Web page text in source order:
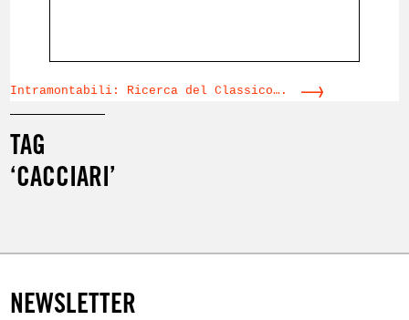
Intramontabili: Ricerca del Classico….
TAG
‘CACCIARI’
NEWSLETTER